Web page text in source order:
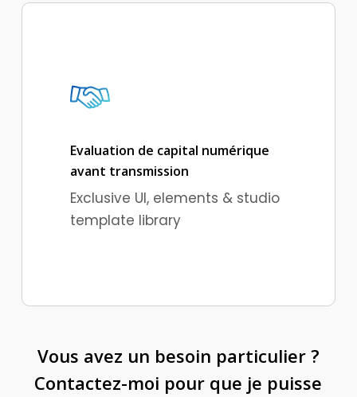
Evaluation de capital numérique
avant transmission
Exclusive UI, elements & studio
template library
Vous avez un besoin particulier ?
Contactez-moi pour que je puisse